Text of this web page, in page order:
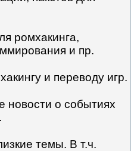
ромхакинга,
и пр.
и переводу игр.
новости о событиях
темы. В т.ч.